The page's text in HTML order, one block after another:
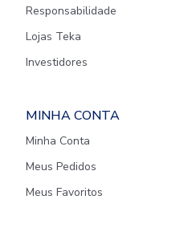
Responsabilidade
Lojas Teka
Investidores
MINHA CONTA
Minha Conta
Meus Pedidos
Meus Favoritos